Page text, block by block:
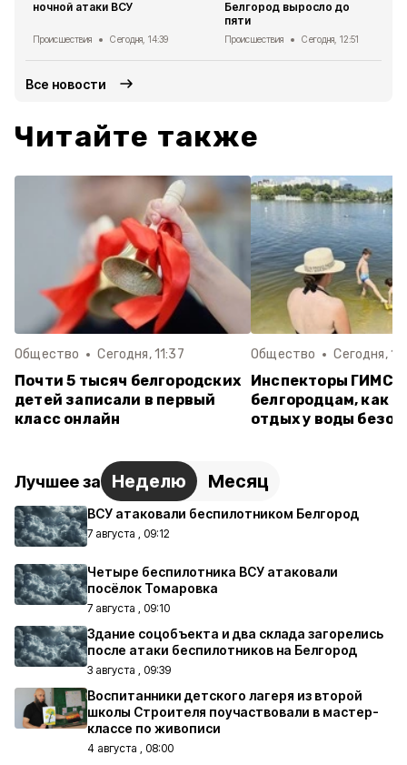
ночной атаки ВСУ
Происшествия Сегодня, 14:39
Белгород выросло до
пяти
Происшествия Сегодня, 12:51
Все новости
Читайте также
Общество Сегодня, 11:37
Почти 5 тысяч белгородских
детей записали в первый
класс онлайн
Общество Сегодня,
Инспекторы ГИМС
белгородцам, как
отдых у воды
Лучшее за Неделю Месяц
ВСУ атаковали беспилотником Белгород
7 августа , 09:12
Четыре беспилотника ВСУ атаковали
посёлок Томаровка
7 августа , 09:10
Здание соцобъекта и два склада загорелись
после атаки беспилотников на Белгород
3 августа , 09:39
Воспитанники детского лагеря из второй
школы Строителя поучаствовали в мастер-
классе по живописи
4 августа , 08:00